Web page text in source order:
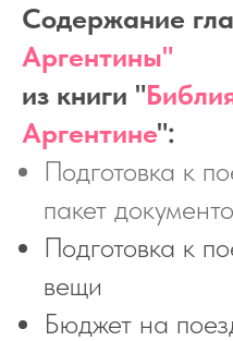
Содержание
Аргентины"
из книги "
Аргентине":
Подготовка к
пакет
Подготовка к
вещи
Бюджет на